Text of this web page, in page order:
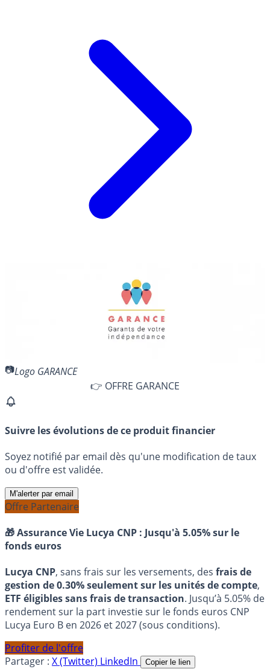
Logo GARANCE
👉 OFFRE GARANCE
Suivre les évolutions de ce produit financier
Soyez notifié par email dès qu'une modification de taux
ou d'offre est validée.
M'alerter par email
Offre Partenaire
🎁 Assurance Vie Lucya CNP : Jusqu'à 5.05% sur le
fonds euros
Lucya CNP, sans frais sur les versements, des frais de
gestion de 0.30% seulement sur les unités de compte,
ETF éligibles sans frais de transaction. Jusqu’à 5.05% de
rendement sur la part investie sur le fonds euros CNP
Lucya Euro B en 2026 et 2027 (sous conditions).
Profiter de l'offre
Partager : X (Twitter) LinkedIn Copier le lien